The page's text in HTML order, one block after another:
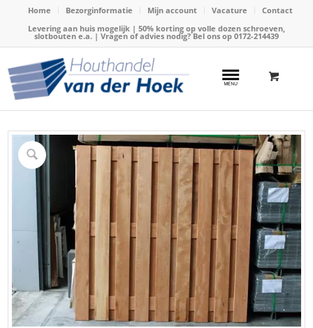
Home Bezorginformatie Mijn account Vacature
Contact
Levering aan huis mogelijk | 50% korting op volle dozen schroeven,
slotbouten e.a. | Vragen of advies nodig? Bel ons op 0172-214439
Home / Webshop / Hardhout / Hardhouten schutting
Tuinscherm hardhout recht 180x180cm 17-planks(Sucupira)